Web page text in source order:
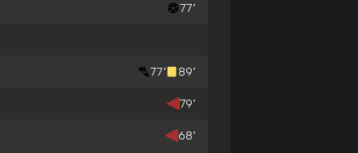
77’
77’ 89’
79’
68’